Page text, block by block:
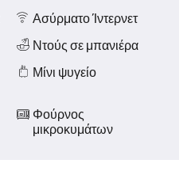
Ασύρματο Ίντερνετ
Ντούς σε μπανιέρα
Μίνι ψυγείο
Φούρνος
μικροκυμάτων